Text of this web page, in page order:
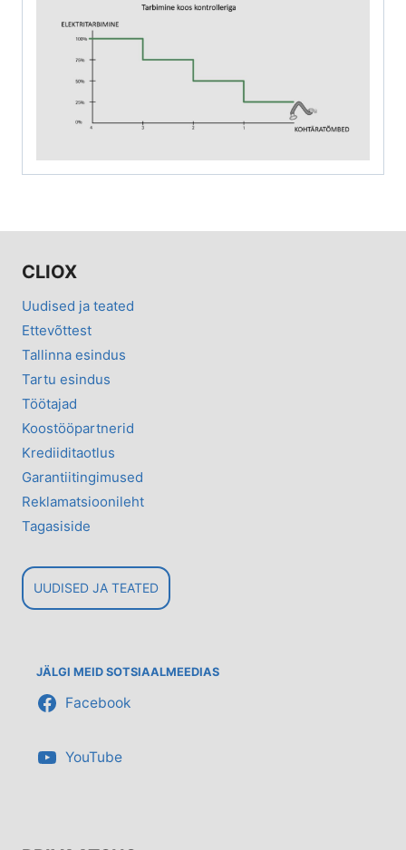
CLIOX
Uudised ja teated
Ettevõttest
Tallinna esindus
Tartu esindus
Töötajad
Koostööpartnerid
Krediiditaotlus
Garantiitingimused
Reklamatsioonileht
Tagasiside
UUDISED JA TEATED
JÄLGI MEID SOTSIAALMEEDIAS
Facebook
YouTube